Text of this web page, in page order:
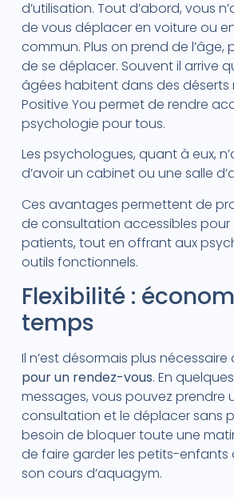
d’utilisation. Tout d’abord, vous
de vous déplacer en voiture ou
commun. Plus on prend de l’âge,
de se déplacer. Souvent il arrive
âgées habitent dans des déserts
Positive You permet de rendre
psychologie pour tous.
Les psychologues, quant à eux,
d’avoir un cabinet ou une salle
Ces avantages permettent de
de consultation accessibles pour
patients, tout en offrant aux
outils fonctionnels.
Flexibilité :
temps
Il n’est désormais plus nécessaire
pour un rendez-vous. En
messages, vous pouvez prendre
consultation et le déplacer sans
besoin de bloquer toute une
de faire garder les petits-enfants
son cours d’aquagym.